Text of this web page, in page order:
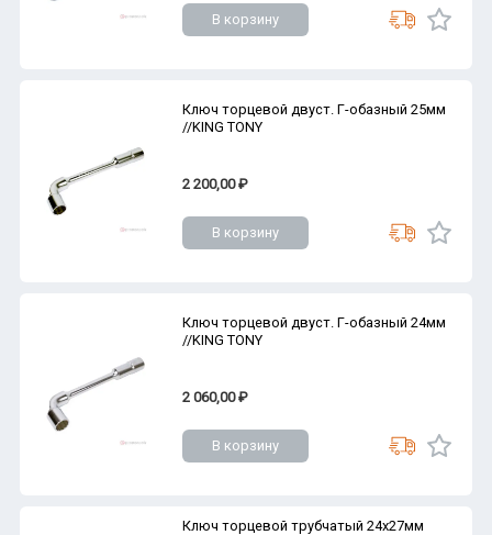
В корзину
Ключ торцевой двуст. Г-обазный 25мм
//KING TONY
2 200,00 ₽
В корзину
Ключ торцевой двуст. Г-обазный 24мм
//KING TONY
2 060,00 ₽
В корзину
Ключ торцевой трубчатый 24х27мм